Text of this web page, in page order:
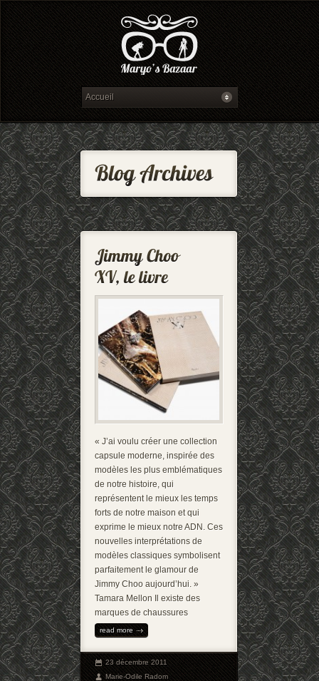
« J’ai voulu créer une collection
capsule moderne, inspirée des
modèles les plus emblématiques
de notre histoire, qui
représentent le mieux les temps
forts de notre maison et qui
exprime le mieux notre ADN. Ces
nouvelles interprétations de
modèles classiques symbolisent
parfaitement le glamour de
Jimmy Choo aujourd’hui. »
Tamara Mellon Il existe des
marques de chaussures
read more
23 décembre 2011
Marie-Odile Radom